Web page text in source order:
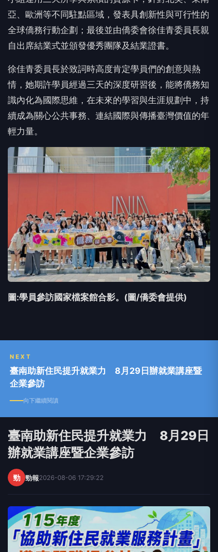
亞、歐洲等不同駐點區域，發表具創新性與可行性的
全球僑務行動企劃；最後並由僑委會徐佳青委員長親
自出席結業式並頒發優秀團隊及結業證書。
徐佳青委員長於致詞時高度肯定學員們的創意與熱
情，她期許學員經過三天的深度研習後，能將僑務知
識內化為國際思維，在未來的學習與生涯規劃中，持
續成為關心公共事務、連結國際與傳播臺灣價值的年
輕力量。
圖:學員參訪國家檔案館合影。(圖/僑委會提供)
NEXT
臺南助新住民提升就業力 8月29日辦就業講座暨
企業參訪
向下繼續閱讀
臺南助新住民提升就業力 8月29日
辦就業講座暨企業參訪
勁 勁報2026-08-06 17:29:22